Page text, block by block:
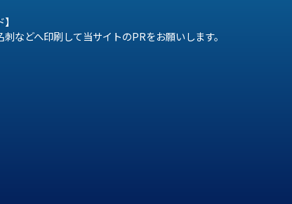
などへ印刷して当サイトのPRをお願いします。